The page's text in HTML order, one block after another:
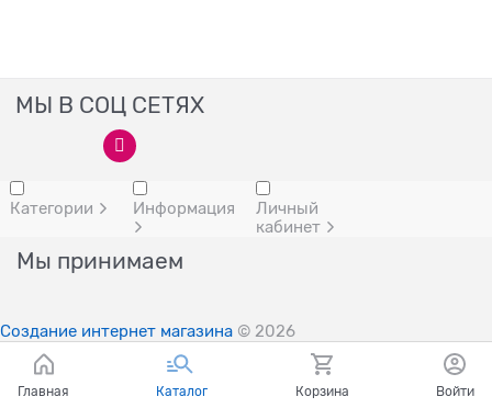
МЫ В СОЦ СЕТЯХ
Категории Информация
Личный
кабинет
Мы принимаем
Создание интернет магазина © 2026
Главная Каталог Корзина Войти